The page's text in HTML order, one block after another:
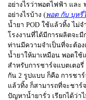
อย่างไรว่าพอตไฟฟ้า และ
อย่างไรบ้าง (พอต กับ บุหรี่
น้ำยา POD ใช้แล้วทิ้ง ไม่จ
โรงงานที่ได้มีการผลิตจะ
ท่านมีความจำเป็นที่จะต้อง
น้ำยาให้มาเหมือน พอตใช้
สำหรับการชาร์จแบตเตอ
กัน 2 รูปแบบ ก็คือ การชา
แล้วทิ้ง ก็สามารถที่จะชาร์
ปัญหาน้ำยารั่ว เรียกได้ว่า